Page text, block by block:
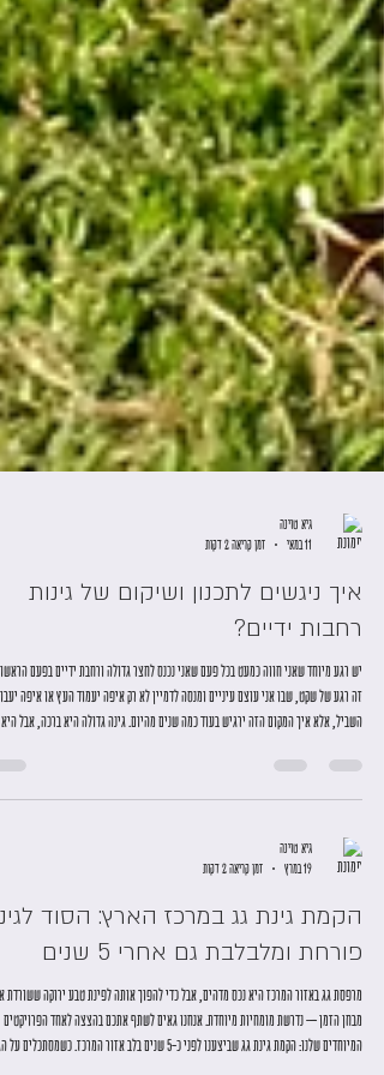
11 במאי
זמן קריאה 2 דקות
איך ניגשים לתכנון ושיקום של גינות
רחבות ידיים?
יש רגע מיוחד שאני חווה כמעט בכל פעם שאני נכנס לחצר גדולה ורחבת ידיים בפעם
השביל, אלא איך המקום הזה ירגיש בעוד כמה שנים מהיום. גינה גדולה היא ברכה, אבל
אחריות. היא יכולה להיות "שטח פתוח", והיא יכולה להיות גן העדן הפרטי שלכם – מקום
רואה סיפור שעומד להיכתב. מקום אסתטי עבור בעלי הבית, בין אם פרא
19 במרץ
זמן קריאה 2 דקות
הקמת גינת גג במרכז הארץ: הסוד
פורחת ומלבלבת גם אחרי 5 שנים
מרפסת גג באזור המרכז היא נכס מדהים, אבל כדי להפוך אותה לפינת טבע ירוקה ששורדת